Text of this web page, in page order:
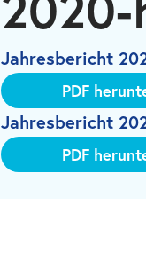
Jahresbericht
PDF
Jahresbericht
PDF